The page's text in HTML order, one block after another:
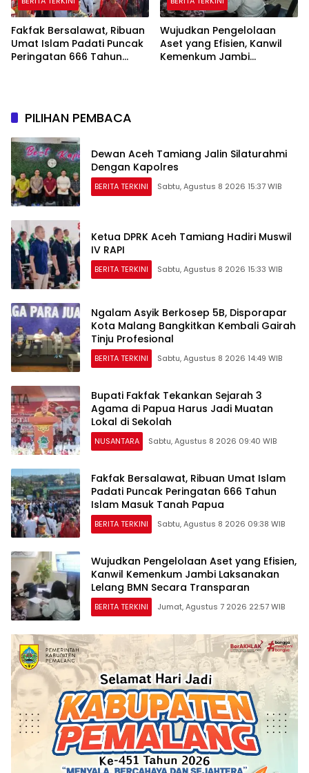
Fakfak Bersalawat, Ribuan
Umat Islam Padati Puncak
Peringatan 666 Tahun
Wujudkan Pengelolaan
Aset yang Efisien, Kanwil
Kemenkum Jambi
PILIHAN PEMBACA
Dewan Aceh Tamiang Jalin Silaturahmi
Dengan Kapolres
BERITA TERKINI Sabtu, Agustus 8 2026 15:37 WIB
Ketua DPRK Aceh Tamiang Hadiri Muswil
IV RAPI
BERITA TERKINI Sabtu, Agustus 8 2026 15:33 WIB
Ngalam Asyik Berkosep 5B, Disporapar
Kota Malang Bangkitkan Kembali Gairah
Tinju Profesional
BERITA TERKINI Sabtu, Agustus 8 2026 14:49 WIB
Bupati Fakfak Tekankan Sejarah 3
Agama di Papua Harus Jadi Muatan
Lokal di Sekolah
NUSANTARA Sabtu, Agustus 8 2026 09:40 WIB
Fakfak Bersalawat, Ribuan Umat Islam
Padati Puncak Peringatan 666 Tahun
Islam Masuk Tanah Papua
BERITA TERKINI Sabtu, Agustus 8 2026 09:38 WIB
Wujudkan Pengelolaan Aset yang Efisien,
Kanwil Kemenkum Jambi Laksanakan
Lelang BMN Secara Transparan
BERITA TERKINI Jumat, Agustus 7 2026 22:57 WIB